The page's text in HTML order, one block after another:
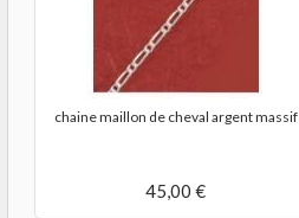
chaine maillon de cheval argent massif
45,00 €